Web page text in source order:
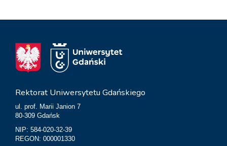
Rektorat Uniwersytetu Gdańskiego
ul. prof. Marii Janion 7
80-309 Gdańsk
NIP: 584-020-32-39
REGON: 000001330